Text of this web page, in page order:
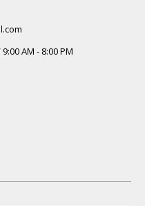
AM - 8:00 PM